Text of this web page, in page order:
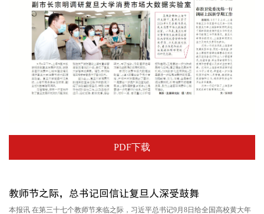
PDF下载
教师节之际，总书记回信让复旦人深受鼓舞
本报讯 在第三十七个教师节来临之际，习近平总书记9月8日给全国高校黄大年